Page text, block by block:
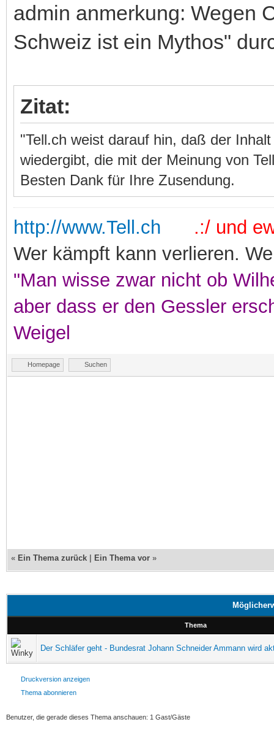
admin anmerkung: Wegen
Schweiz ist ein Mythos"
Zitat:
"Tell.ch weist darauf hin, daß der
wiedergibt, die mit der Meinung von
Besten Dank für Ihre Zusendung.
http://www.Tell.ch
.:/ und
Wer kämpft kann verlieren.
"Man wisse zwar nicht ob
aber dass er den Gessler
Weigel
Homepage Suchen
« Ein Thema zurück Ein Thema vor »
Thema
Der Schläfer geht - Bundesrat Johann Schneider Ammann wird
Druckversion anzeigen
Thema abonnieren
Benutzer, die gerade dieses Thema anschauen: 1 Gast/Gäste